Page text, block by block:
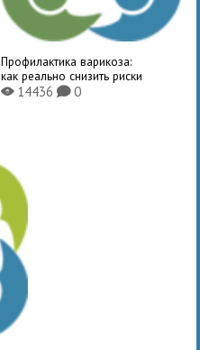
Профилактика варикоза:
как реально снизить риски
X14436 K0